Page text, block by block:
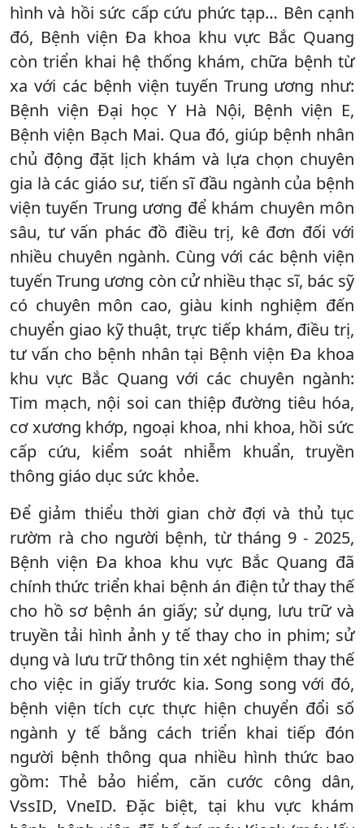
hình và hồi sức cấp cứu phức tạp… Bên cạnh
đó, Bệnh viện Đa khoa khu vực Bắc Quang
còn triển khai hệ thống khám, chữa bệnh từ
xa với các bệnh viện tuyến Trung ương như:
Bệnh viện Đại học Y Hà Nội, Bệnh viện E,
Bệnh viện Bạch Mai. Qua đó, giúp bệnh nhân
chủ động đặt lịch khám và lựa chọn chuyên
gia là các giáo sư, tiến sĩ đầu ngành của bệnh
viện tuyến Trung ương để khám chuyên môn
sâu, tư vấn phác đồ điều trị, kê đơn đối với
nhiều chuyên ngành. Cùng với các bệnh viện
tuyến Trung ương còn cử nhiều thạc sĩ, bác sỹ
có chuyên môn cao, giàu kinh nghiệm đến
chuyển giao kỹ thuật, trực tiếp khám, điều trị,
tư vấn cho bệnh nhân tại Bệnh viện Đa khoa
khu vực Bắc Quang với các chuyên ngành:
Tim mạch, nội soi can thiệp đường tiêu hóa,
cơ xương khớp, ngoại khoa, nhi khoa, hồi sức
cấp cứu, kiểm soát nhiễm khuẩn, truyền
thông giáo dục sức khỏe.
Để giảm thiểu thời gian chờ đợi và thủ tục
rườm rà cho người bệnh, từ tháng 9 - 2025,
Bệnh viện Đa khoa khu vực Bắc Quang đã
chính thức triển khai bệnh án điện tử thay thế
cho hồ sơ bệnh án giấy; sử dụng, lưu trữ và
truyền tải hình ảnh y tế thay cho in phim; sử
dụng và lưu trữ thông tin xét nghiệm thay thế
cho việc in giấy trước kia. Song song với đó,
bệnh viện tích cực thực hiện chuyển đổi số
ngành y tế bằng cách triển khai tiếp đón
người bệnh thông qua nhiều hình thức bao
gồm: Thẻ bảo hiểm, căn cước công dân,
VssID, VneID. Đặc biệt, tại khu vực khám